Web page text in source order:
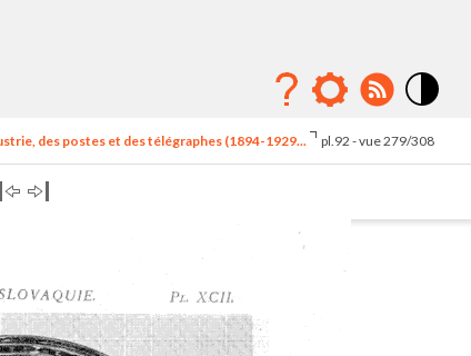
élévé
des postes et des télégraphes (1894-1929... pl.92 - vue 279/308